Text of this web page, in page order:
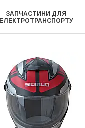
ЗАПЧАСТИНИ ДЛЯ
ЕЛЕКТРОТРАНСПОРТУ